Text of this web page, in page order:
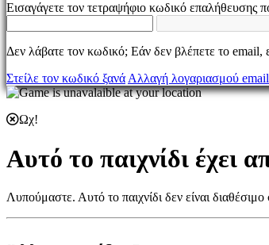
Οδηγοί
Gifts
Plays
Υποστήριξη
Λογαριασμός
Εγγραφείτε
Σύνδεση
Ξεχάσατε
Εισαγάγετε τον τετραψήφιο κωδικό επαλήθευσης
Δεν λάβατε τον κωδικό; Εάν δεν βλέπετε το email,
Στείλε τον κωδικό ξανά Αλλαγή λογαριασμού email
Ωχ!
Αυτό το παιχνίδι έχει
Λυπούμαστε. Αυτό το παιχνίδι δεν είναι